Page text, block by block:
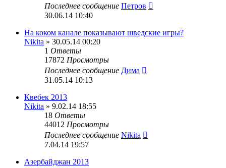
Последнее сообщение Петров
30.06.14 10:40
На коком канале показывают шведские игры?
Nikita » 30.05.14 00:20
1 Ответы
17872 Просмотры
Последнее сообщение Дима
31.05.14 10:13
Квебек 2013
Nikita » 9.02.14 18:55
18 Ответы
44012 Просмотры
Последнее сообщение Nikita
7.04.14 19:57
Азербайджан 2013